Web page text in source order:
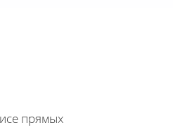
прямых